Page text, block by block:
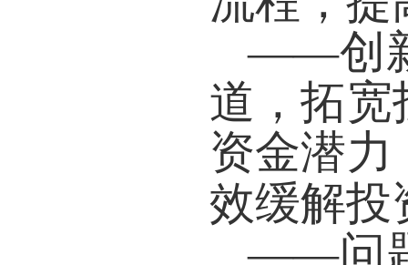
——创
道，拓宽
资金潜
效缓解投
——问